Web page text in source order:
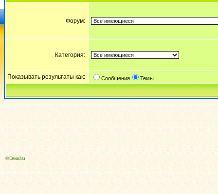
Форум:
Категория:
Показывать результаты как: Сообщения Темы
© Dread.ru